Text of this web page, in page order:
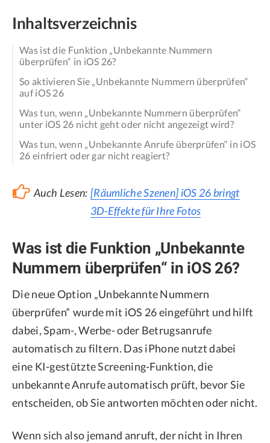
Inhaltsverzeichnis
Was ist die Funktion „Unbekannte Nummern
überprüfen“ in iOS 26?
So aktivieren Sie „Unbekannte Nummern überprüfen“
auf iOS 26
Was tun, wenn „Unbekannte Nummern überprüfen“
unter iOS 26 nicht geht oder nicht angezeigt wird?
Was tun, wenn „Unbekannte Anrufe überprüfen“ in iOS
26 einfriert oder gar nicht reagiert?
Auch Lesen: [Räumliche Szenen] iOS 26 bringt
3D-Effekte für Ihre Fotos
Was ist die Funktion „Unbekannte
Nummern überprüfen“ in iOS 26?
Die neue Option „Unbekannte Nummern
überprüfen“ wurde mit iOS 26 eingeführt und hilft
dabei, Spam-, Werbe- oder Betrugsanrufe
automatisch zu filtern. Das iPhone nutzt dabei
eine KI-gestützte Screening-Funktion, die
unbekannte Anrufe automatisch prüft, bevor Sie
entscheiden, ob Sie antworten möchten oder nicht.
Wenn sich also jemand anruft, der nicht in Ihren